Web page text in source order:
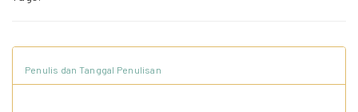
Blog CME
Penulis dan Tanggal Penulisan